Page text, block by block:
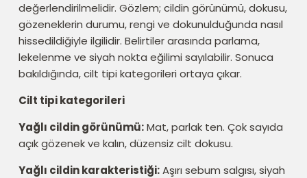
değerlendirilmelidir. Gözlem; cildin görünümü, dokusu,
gözeneklerin durumu, rengi ve dokunulduğunda nasıl
hissedildiğiyle ilgilidir. Belirtiler arasında parlama,
lekelenme ve siyah nokta eğilimi sayılabilir. Sonuca
bakıldığında, cilt tipi kategorileri ortaya çıkar.
Cilt tipi kategorileri
Yağlı cildin görünümü:Mat, parlak ten. Çok sayıda
açık gözenek ve kalın, düzensiz cilt dokusu.
Yağlı cildin karakteristiği:Aşırı sebum salgısı, siyah